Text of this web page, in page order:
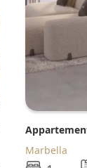
Marbella